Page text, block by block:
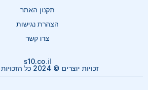
תקנון האתר
הצהרת נגישות
צרו קשר
s10.co.il
זכויות יוצרים © 2024 כל הזכויות שמורות